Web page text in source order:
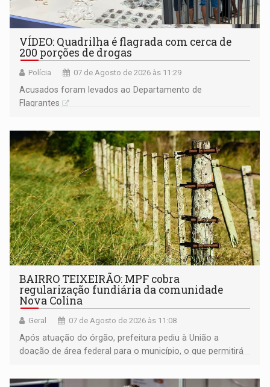
VÍDEO: Quadrilha é flagrada com cerca de
200 porções de drogas
Polícia 07 de Agosto de 2026 às 11:29
Acusados foram levados ao Departamento de
Flagrantes
BAIRRO TEIXEIRÃO: MPF cobra
regularização fundiária da comunidade
Nova Colina
Geral 07 de Agosto de 2026 às 11:08
Após atuação do órgão, prefeitura pediu à União a
doação de área federal para o município, o que permitirá